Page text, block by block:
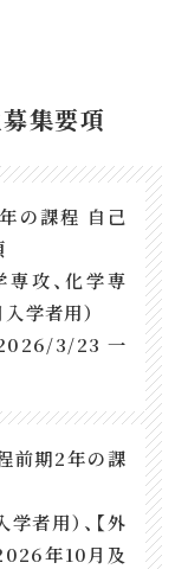
集要項
の課程 自己
専攻、化学専
学者用）
3/23 一
前期2年の課
者用）、【外
年10月及